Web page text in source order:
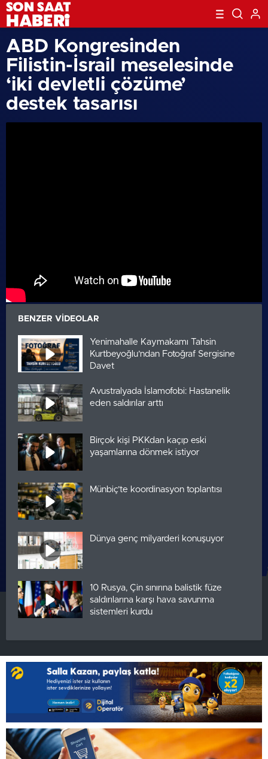
ABD Kongresinden
Filistin-İsrail meselesinde
‘iki devletli çözüme’
destek tasarısı
BENZER VIDEOLAR
Yenimahalle Kaymakamı Tahsin
Kurtbeyoğlu’ndan Fotoğraf Sergisine
Davet
Avustralyada İslamofobi: Hastanelik
eden saldırılar arttı
Birçok kişi PKKdan kaçıp eski
yaşamlarına dönmek istiyor
Münbiç’te koordinasyon toplantısı
Dünya genç milyarderi konuşuyor
10 Rusya, Çin sınırına balistik füze
saldırılarına karşı hava savunma
sistemleri kurdu